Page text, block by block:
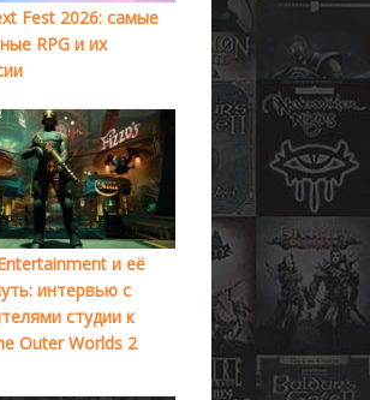
Fest 2026: самые
RPG и их
и её
интервью с
студии к
Outer Worlds 2